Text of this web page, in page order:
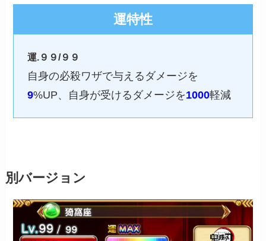
運特性
運.９９/９９
自身の必殺ワザで与えるダメージを
9%UP、自身が受けるダメージを1000軽減
別バージョン